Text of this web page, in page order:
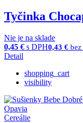
Tyčinka
Nie je na sklade
0,45 € s DPH0,43 €
Detail
shopping_cart
visibility
Cereálie